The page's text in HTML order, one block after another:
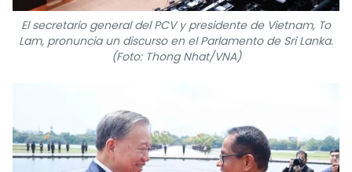
El secretario general del PCV y presidente de Vietnam, To
Lam, pronuncia un discurso en el Parlamento de Sri Lanka.
(Foto: Thong Nhat/VNA)